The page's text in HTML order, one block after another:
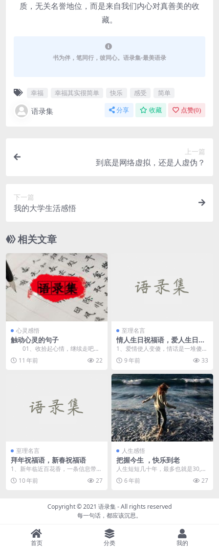
质，无关名誉地位，而是来自我们内心对真善美的收
藏。
书为伴，笔同行，彼同心。语录集-最美语录
幸福 幸福其实很简单 快乐 感受 简单
语录集 分享 收藏 点赞(0)
上一篇
到底是网络虚拟，还是人虚伪？
下一篇
我的大学生活感悟
相关文章
心灵感悟
触动心灵的句子
01、收拾起心情，继续走吧，
错过花，你将收获雨，错过这一
个，你才会遇到下一个...
11 年前 22
至理名言
情人生日祝福语，爱人生日祝
福语
1、爱情使人变傻，情话是一堆傻
话，情书是傻话连篇，情人则是一
个个小傻瓜。生日快乐...
9 年前 33
至理名言
拜年祝福语，新春祝福语
1、新年临近百花香，一条信息带六
香，一香送你摇钱树，二香送你贵
人扶，三香送你工作...
10 年前 27
人生感悟
把握今生 ，快乐到老
人生短短几十年，最多也就是30,00
0天而已。等你终老时刻，一切都归
于尘土，什么...
6 年前 27
Copyright © 2021 语录集- All rights reserved
每一句话，都应该沉思。
首页 分类 我的